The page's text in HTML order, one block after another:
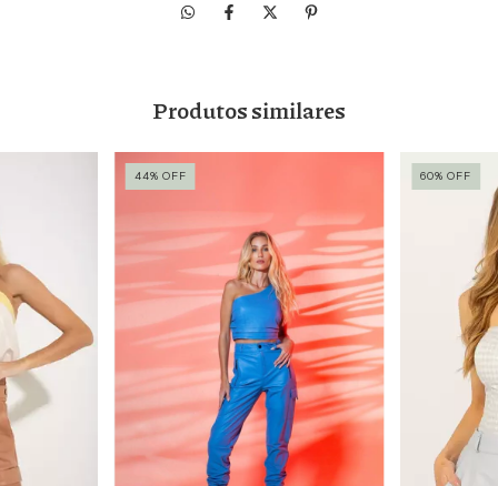
Produtos similares
44% OFF 60%OFF